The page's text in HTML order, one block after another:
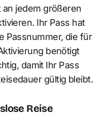
jedem größeren
Ihr Pass hat
Passnummer, die für
benötigt
damit Ihr Pass
gültig bleibt.
Reise